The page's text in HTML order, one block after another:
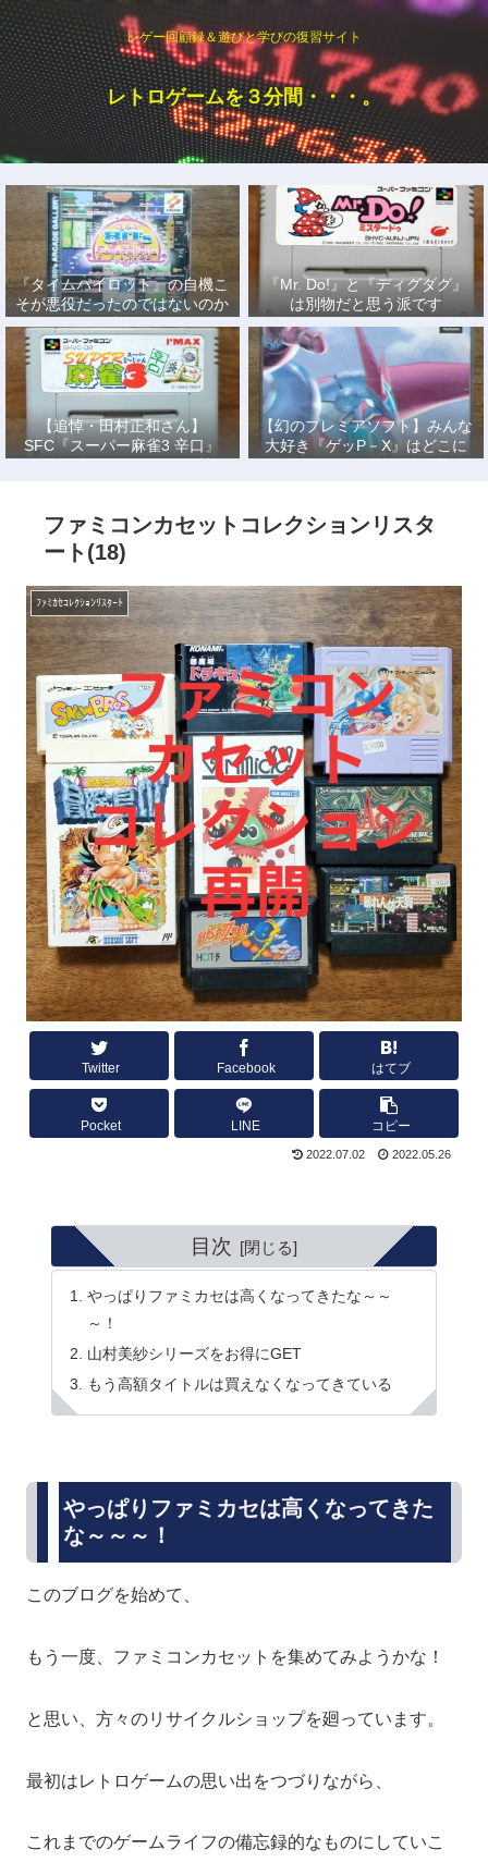
レゲー回顧録＆遊びと学びの復習サイト
レトロゲームを３分間・・・。
『タイムパイロット』の自機こ
そが悪役だったのではないのか
説
『Mr. Do!』と『ディグダグ』
は別物だと思う派です
【追悼・田村正和さん】
SFC『スーパー麻雀3 辛口』
で、あの名優になりきって戦っ
【幻のプレミアソフト】みんな
大好き『ゲッP－X』はどこに
もない！
ファミコンカセットコレクションリスタ
ート(18)
ﾌｧﾐｶｾｺﾚｸｼｮﾝﾘｽﾀｰﾄ
Twitter Facebook はてブ
Pocket LINE コピー
2022.07.02 2022.05.26
目次
やっぱりファミカセは高くなってきたな～～
～！
山村美紗シリーズをお得にGET
もう高額タイトルは買えなくなってきている
やっぱりファミカセは高くなってきた
な～～～！
このブログを始めて、
もう一度、ファミコンカセットを集めてみようかな！
と思い、方々のリサイクルショップを廻っています。
最初はレトロゲームの思い出をつづりながら、
これまでのゲームライフの備忘録的なものにしていこ